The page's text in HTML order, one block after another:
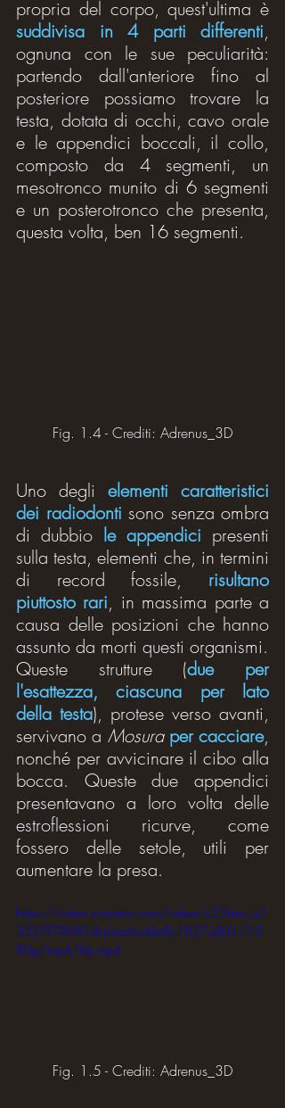
suddivisa in 4 parti differenti,
ognuna con le sue peculiarità:
partendo dall'anteriore fino al
posteriore possiamo trovare la
testa, dotata di occhi, cavo orale
e le appendici boccali, il collo,
composto da 4 segmenti, un
mesotronco munito di 6 segmenti
e un posterotronco che presenta,
questa volta, ben 16 segmenti.
Fig. 1.4 - Crediti: Adrenus_3D
Uno degli elementi caratteristici
dei radiodonti sono senza ombra
di dubbio le appendici presenti
sulla testa, elementi che, in termini
di record fossile, risultano
piuttosto rari, in massima parte a
causa delle posizioni che hanno
assunto da morti questi organismi.
Queste strutture (due per
l'esattezza, ciascuna per lato
della testa), protese verso avanti,
servivano a Mosura per cacciare,
nonché per avvicinare il cibo alla
bocca. Queste due appendici
presentavano a loro volta delle
estroflessioni ricurve, come
fossero delle setole, utili per
aumentare la presa.
https://video.wixstatic.com/video/c23dec_a1
3527f796914a6ea6cdde8c1827a8d1/10
80p/mp4/file.mp4
Fig. 1.5 - Crediti: Adrenus_3D